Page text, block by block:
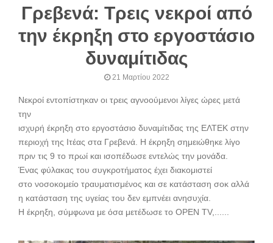
Γρεβενά: Τρεις νεκροί από
την έκρηξη στο εργοστάσιο
δυναμίτιδας
21 Μαρτίου 2022
Νεκροί εντοπίστηκαν οι τρεις αγνοούμενοι λίγες ώρες μετά
την
ισχυρή έκρηξη στο εργοστάσιο δυναμίτιδας της ΕΛΤΕΚ στην
περιοχή της Ιτέας στα Γρεβενά. Η έκρηξη σημειώθηκε λίγο
πριν τις 9 το πρωί και ισοπέδωσε εντελώς την μονάδα.
Ένας φύλακας του συγκροτήματος έχει διακομιστεί
στο νοσοκομείο τραυματισμένος και σε κατάσταση σοκ αλλά
η κατάσταση της υγείας του δεν εμπνέει ανησυχία.
Η έκρηξη, σύμφωνα με όσα μετέδωσε το OPEN TV,......